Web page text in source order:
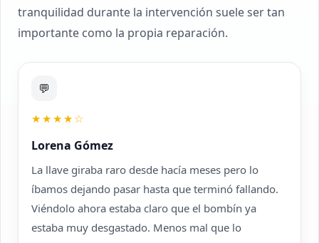
tranquilidad durante la intervención suele ser tan
importante como la propia reparación.
💬
★★★★☆
Lorena Gómez
La llave giraba raro desde hacía meses pero lo
íbamos dejando pasar hasta que terminó fallando.
Viéndolo ahora estaba claro que el bombín ya
estaba muy desgastado. Menos mal que lo